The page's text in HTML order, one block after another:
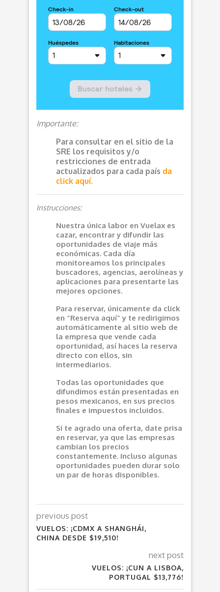
Importante:
Para consultar en el sitio de la
SRE los requisitos y/o
restricciones de entrada
actualizados para cada país da
click aquí.
Instrucciones:
Nuestra única labor en Vuelax es
cazar, encontrar y difundir las
oportunidades de viaje más
económicas. Cada día
monitoreamos los principales
buscadores, agencias, aerolíneas y
aplicaciones para presentarte las
mejores opciones.
Para reservar, únicamente da click
en “Reserva aquí” y te redirigimos
automáticamente al sitio web de
la empresa que vende cada
oportunidad, así haces la reserva
directo con ellos, sin
intermediarios.
Todas las oportunidades que
difundimos están presentadas en
pesos mexicanos, en sus precios
finales e impuestos incluidos.
Si te agrado una oferta, date prisa
en reservar, ya que las empresas
cambian los precios
constantemente. Incluso algunas
oportunidades pueden durar solo
un par de horas disponibles.
previous post
VUELOS: ¡CDMX A SHANGHÁI,
CHINA DESDE $19,510!
next post
VUELOS: ¡CUN A LISBOA,
PORTUGAL $13,776!